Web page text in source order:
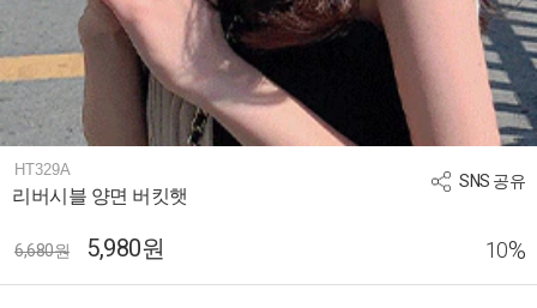
SNS 공유
HT329A
리버시블 양면 버킷햇
6,680원 5,980원 10%